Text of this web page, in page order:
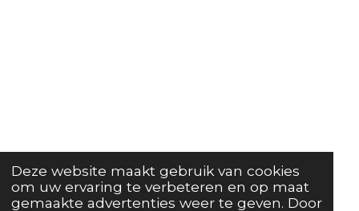
Deze website maakt gebruik van cookies
om uw ervaring te verbeteren en op maat
gemaakte advertenties weer te geven. Door